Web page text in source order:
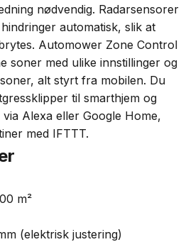
nødvendig. Radarsensorer
automatisk, slik at
Automower Zone Control
soner med ulike innstillinger og
alt styrt fra mobilen. Du
til smarthjem og
Alexa eller Google Home,
med IFTTT.
m²
(elektrisk justering)